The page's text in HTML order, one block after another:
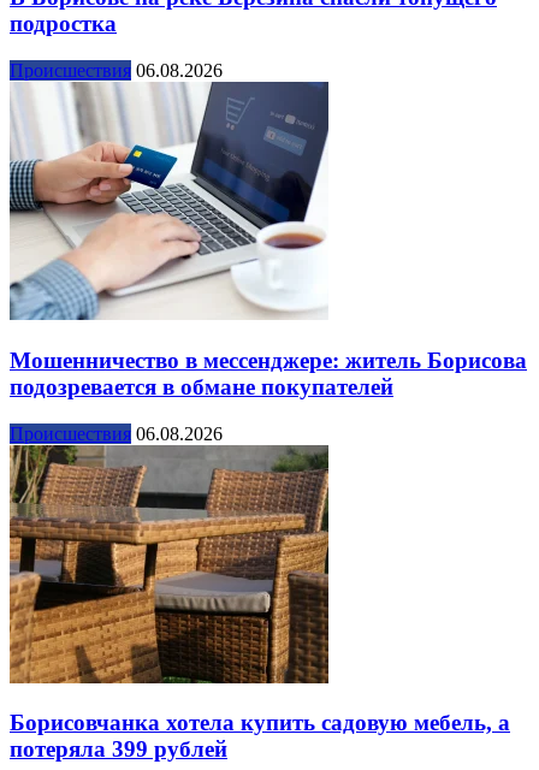
подростка
Происшествия 06.08.2026
Мошенничество в мессенджере: житель Борисова
подозревается в обмане покупателей
Происшествия 06.08.2026
Борисовчанка хотела купить садовую мебель, а
потеряла 399 рублей